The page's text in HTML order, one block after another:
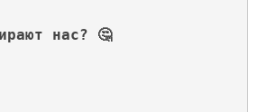
нас? 🤔